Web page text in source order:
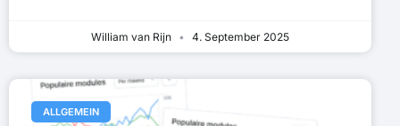
William van Rijn 4. September 2025
ALLGEMEIN